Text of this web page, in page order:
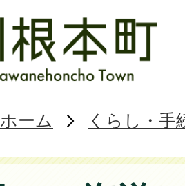
ホーム くらし・手